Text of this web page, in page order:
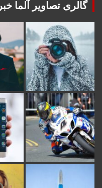
گالری تصاویر آلما خبر